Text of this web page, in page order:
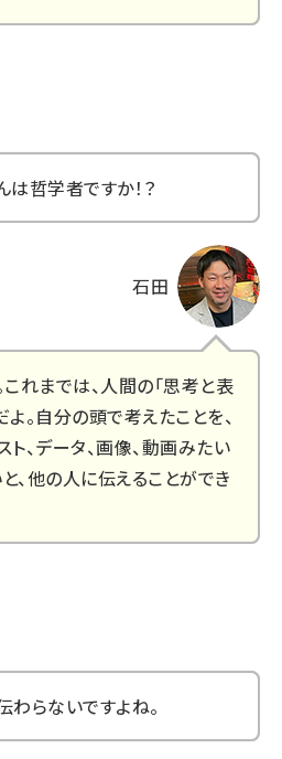
は哲学者ですか！？
石田
れまでは、人間の「思考と表
。自分の頭で考えたことを、
、データ、画像、動画みたい
、他の人に伝えることができ
わらないですよね。